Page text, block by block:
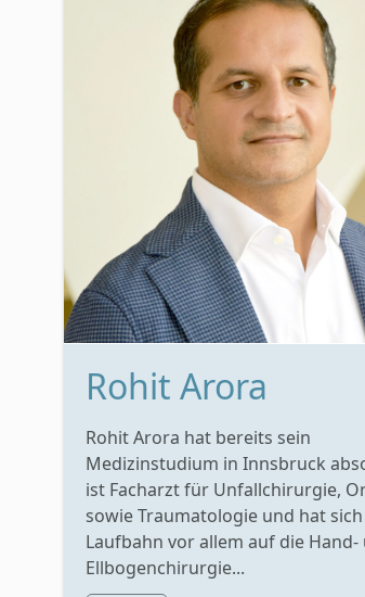
Rohit Arora
Rohit Arora hat bereits sein
Medizinstudium in Innsbruck
ist Facharzt für Unfallchirurgie,
sowie Traumatologie und hat
Laufbahn vor allem auf die Hand-
Ellbogenchirurgie...